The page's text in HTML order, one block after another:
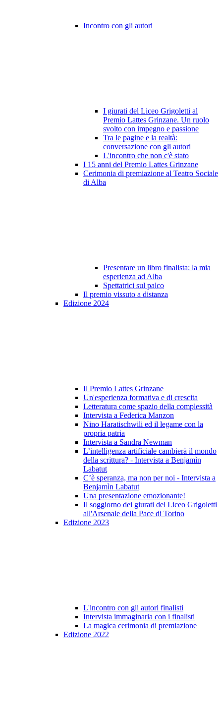
Incontro con gli autori
I giurati del Liceo Grigoletti al
Premio Lattes Grinzane. Un ruolo
svolto con impegno e passione
Tra le pagine e la realtà:
conversazione con gli autori
L'incontro che non c'è stato
I 15 anni del Premio Lattes Grinzane
Cerimonia di premiazione al Teatro Sociale
di Alba
Presentare un libro finalista: la mia
esperienza ad Alba
Spettatrici sul palco
Il premio vissuto a distanza
Edizione 2024
Il Premio Lattes Grinzane
Un'esperienza formativa e di crescita
Letteratura come spazio della complessità
Intervista a Federica Manzon
Nino Haratischwili ed il legame con la
propria patria
Intervista a Sandra Newman
L’intelligenza artificiale cambierà il mondo
della scrittura? - Intervista a Benjamìn
Labatut
C’è speranza, ma non per noi - Intervista a
Benjamìn Labatut
Una presentazione emozionante!
Il soggiorno dei giurati del Liceo Grigoletti
all'Arsenale della Pace di Torino
Edizione 2023
L'incontro con gli autori finalisti
Intervista immaginaria con i finalisti
La magica cerimonia di premiazione
Edizione 2022